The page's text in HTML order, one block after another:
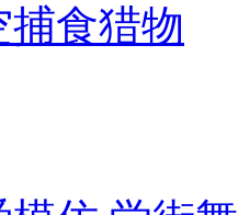
食猎物